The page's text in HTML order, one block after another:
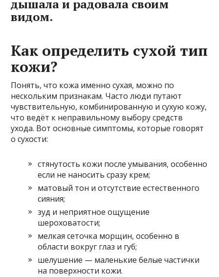
дышала и радовала своим
видом.
Как определить сухой тип
кожи?
Понять, что кожа именно сухая, можно по
нескольким признакам. Часто люди путают
чувствительную, комбинированную и сухую кожу,
что ведёт к неправильному выбору средств
ухода. Вот основные симптомы, которые говорят
о сухости:
стянутость кожи после умывания, особенно
если не наносить сразу крем;
матовый тон и отсутствие естественного
сияния;
зуд и неприятное ощущение
шероховатости;
мелкая сеточка морщин, особенно в
области вокруг глаз и губ;
шелушение — маленькие белые частички
на поверхности кожи.